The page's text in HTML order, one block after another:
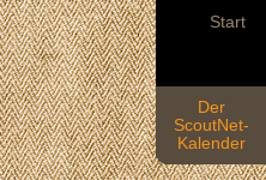
Start
Der
ScoutNet-
Kalender